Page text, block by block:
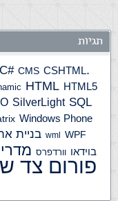
תגיות
.net
C# CMS CSHTML
HTML HTML5
SilverLight SQL
Windows Phone
wml WPF בניית
בוידאו וורדפרס
פורום צד